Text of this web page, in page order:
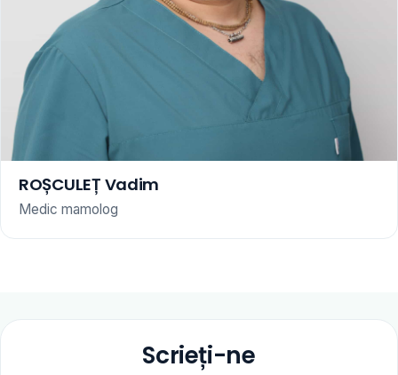
ROȘCULEȚ Vadim
Medic mamolog
Scrieți-ne